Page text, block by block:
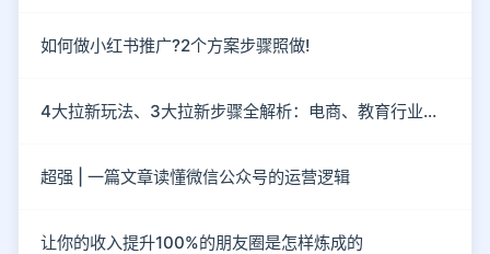
如何做小红书推广?2个方案步骤照做!
4大拉新玩法、3大拉新步骤全解析：电商、教育行业社群如何拉新？
超强 | 一篇文章读懂微信公众号的运营逻辑
让你的收入提升100%的朋友圈是怎样炼成的